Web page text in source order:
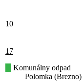
10
17
Komunálny odpad
Polomka (Brezno)